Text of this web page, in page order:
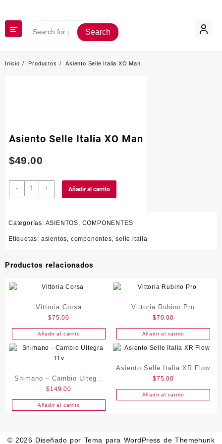
contenido
Search
Inicio Productos Asiento Selle Italia XO Man
Asiento Selle Italia XO Man
$49.00
-
Asiento
Selle
Man
cantidad
+ Añadir al carrito
Categorías: ASIENTOS, COMPONENTES
Etiquetas: asientos, componentes,selle italia
Productos relacionados
Vittoria Corsa
$75.00
Añadir al carrito
Vittoria Rubino Pro
$70.00
Añadir al carrito
Shimano – Cambio Ultegra
11v
$149.00
Añadir al carrito
Asiento Selle Italia XR Flow
$75.00
Añadir al carrito
© 2026 Diseñado por Tema para WordPress de Themehunk